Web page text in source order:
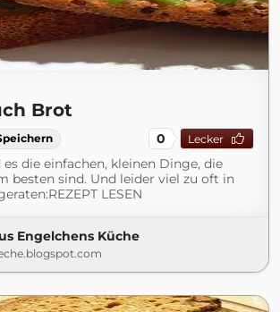
Brot
0 Lecker
die einfachen, kleinen Dinge, die
besten sind. Und leider viel zu oft in
LESEN
Engelchens Küche